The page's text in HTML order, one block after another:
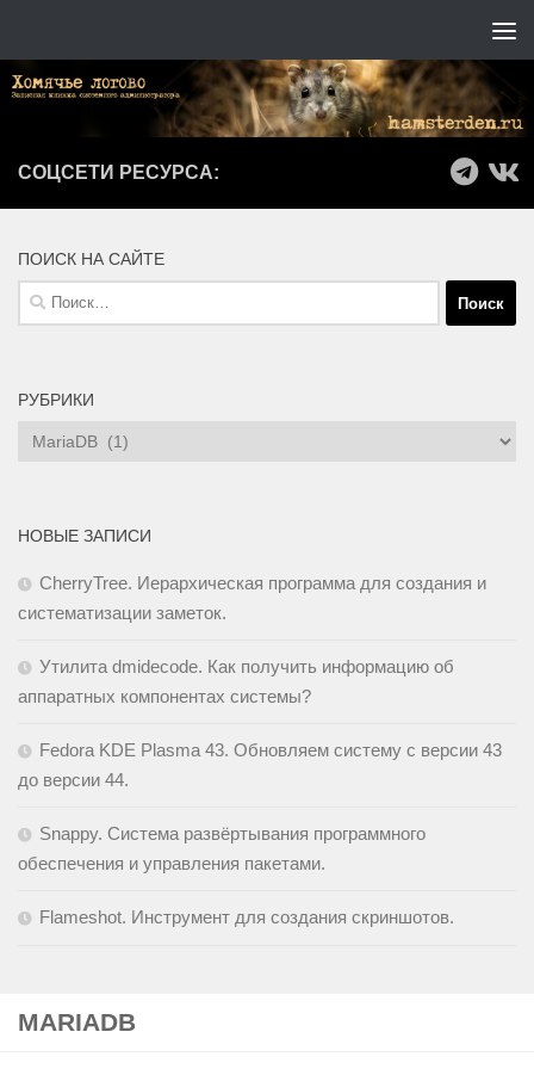
MARIADB
СОЦСЕТИ РЕСУРСА:
ПОИСК НА САЙТЕ
Найти:
РУБРИКИ
Рубрики
НОВЫЕ ЗАПИСИ
CherryTree. Иерархическая программа для создания и
систематизации заметок.
Утилита dmidecode. Как получить информацию об
аппаратных компонентах системы?
Fedora KDE Plasma 43. Обновляем систему с версии 43
до версии 44.
Snappy. Cистема развёртывания программного
обеспечения и управления пакетами.
Flameshot. Инструмент для создания скриншотов.